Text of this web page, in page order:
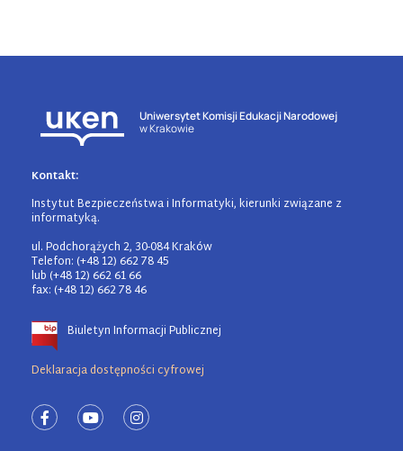
Uniwersytet Komisji Edukacji Narodowej
w Krakowie
Kontakt:
Instytut Bezpieczeństwa i Informatyki, kierunki związane z
informatyką.
ul. Podchorążych 2, 30-084 Kraków
Telefon: (+48 12) 662 78 45
lub (+48 12) 662 61 66
fax: (+48 12) 662 78 46
Biuletyn Informacji Publicznej
Deklaracja dostępności cyfrowej